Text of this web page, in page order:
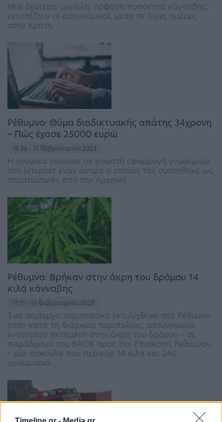
Μία δεύτερη, μεγάλη, ορφανή ποσότητα κάνναβης,
εντοπίζουν οι αστυνομικοί, μέσα σε λίγες ημέρες
στην Κρήτη.
Ρέθυμνο: Θύμα διαδικτυακής απάτης 34χρονη
– Πώς έχασε 25000 ευρώ
15:36 - 13 Φεβρουαρίου 2023
Η γυναίκα γνώρισε σε γνωστή εφαρμογή γνωριμιών
στο ίντερνετ έναν άντρα ο οποίος της συστήθηκε ως
στρατιωτικός από την Αμερική
Ρέθυμνο: Βρήκαν στην άκρη του δρόμου 14
κιλά κάνναβης
11:15 - 13 Φεβρουαρίου 2023
Ένα περίεργο περιστατικό εκτυλίχθηκε στο Ρέθυμνο
όταν κατά τη διάρκεια περιπολίας, αστυνομικοί
εντόπισαν πεταμένη στην άκρη του δρόμου – σε
παράδρομο του ΒΑΟΚ προς την Επισκοπή Ρεθύμνου
– μία σακούλα που περιείχε 14 κιλά και 240
γραμμάρια…